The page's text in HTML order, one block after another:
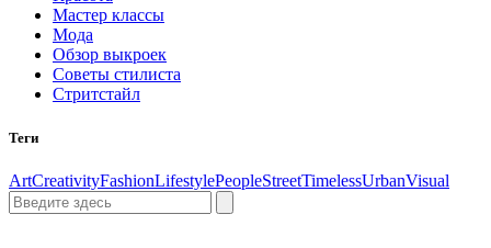
Мастер классы
Мода
Обзор выкроек
Советы стилиста
Стритстайл
Теги
ArtCreativityFashionLifestylePeopleStreetTimelessUrbanVisual
Поиск
для: